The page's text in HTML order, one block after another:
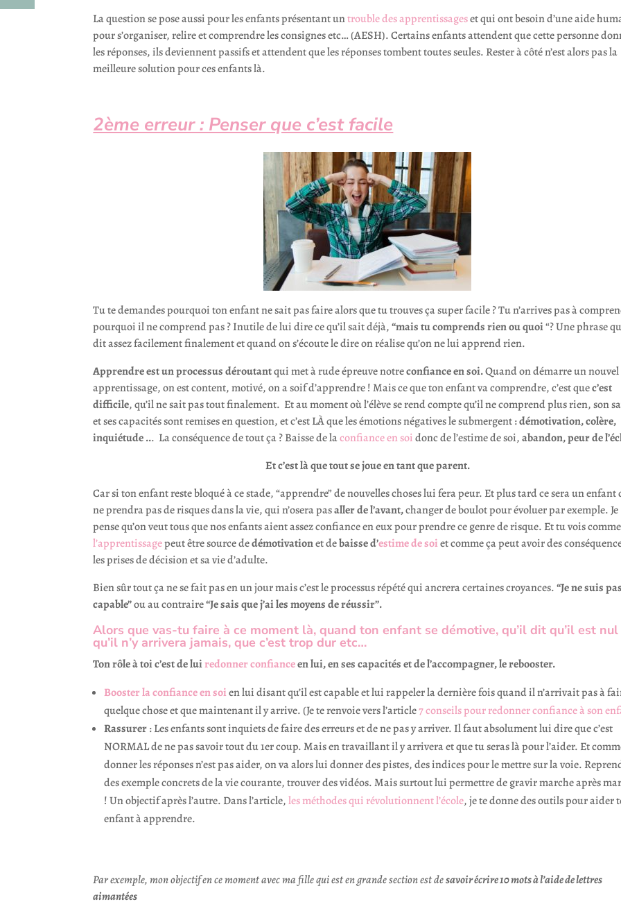
La question se pose aussi pour les enfants présentant untrouble des apprentissageset qui ont besoin d’une aide
pour s’organiser, relire et comprendre les consignes etc… (AESH). Certains enfants attendent que cette personne
les réponses, ils deviennent passifs et attendent que les réponses tombent toutes seules. Rester à côté n’est alors pas la
meilleure solution pour ces enfants là.
2ème erreur : Penser que c’est facile
Tu te demandes pourquoi ton enfant ne sait pas faire alors que tu trouves ça super facile ? Tu n’arrives pas à
pourquoi il ne comprend pas ? Inutile de lui dire ce qu’il sait déjà,“mais tu comprends rien ou quoi“? Une phrase
dit assez facilement finalement et quand on s’écoute le dire on réalise qu’on ne lui apprend rien.
Apprendre est un processus déroutantqui met à rude épreuve notreconfiance en soi.Quand on démarre un nouvel
apprentissage, on est content, motivé, on a soif d’apprendre ! Mais ce que ton enfant va comprendre, c’est quec’est
difficile, qu’il ne sait pas tout finalement. Et au moment où l’élève se rend compte qu’il ne comprend plus rien, son
et ses capacités sont remises en question, et c’est LÀ que les émotions négatives le submergent :démotivation, colère,
inquiétude ... La conséquence de tout ça ? Baisse de laconfiance en soidonc de l’estime de soi,abandon, peur de
Et c’est là que tout se joue en tant que parent.
Car si ton enfant reste bloqué à ce stade, “apprendre” de nouvelles choses lui fera peur. Et plus tard ce sera un enfant
ne prendra pas de risques dans la vie, qui n’osera pasaller de l’avant,changer de boulot pour évoluer par exemple. Je
pense qu’on veut tous que nos enfants aient assez confiance en eux pour prendre ce genre de risque. Et tu vois
l’apprentissagepeut être source dedémotivationet debaisse d’estime de soi et comme ça peut avoir des
les prises de décision et sa vie d’adulte.
Bien sûr tout ça ne se fait pas en un jour mais c’est le processus répété qui ancrera certaines croyances.“Je ne suis pas
capable”ou au contraire“Je sais que j’ai les moyens de réussir”.
Alors que vas-tu faire à ce moment là, quand ton enfant se démotive, qu’il dit qu’il est
qu’il n’y arrivera jamais, que c’est trop dur etc…
Ton rôle à toi c’est de luiredonner confianceen lui, en ses capacités et de l’accompagner, le rebooster.
Booster la confiance en soi en lui disant qu’il est capable et lui rappeler la dernière fois quand il n’arrivait pas à
quelque chose et que maintenant il y arrive. (Je te renvoie vers l’article7 conseils pour redonner confiance à son
Rassurer: Les enfants sont inquiets de faire des erreurs et de ne pas y arriver. Il faut absolument lui dire que c’est
NORMAL de ne pas savoir tout du 1er coup. Mais en travaillant il y arrivera et que tu seras là pour l’aider. Et
donner les réponses n’est pas aider, on va alors lui donner des pistes, des indices pour le mettre sur la voie.
des exemple concrets de la vie courante, trouver des vidéos. Mais surtout lui permettre de gravir marche après
! Un objectif après l’autre. Dans l’article,les méthodes qui révolutionnent l’école, je te donne des outils pour aider
enfant à apprendre.
Par exemple, mon objectif en ce moment avec ma fille qui est en grande section est desavoir écrire 10 mots à l’aide de lettres
aimantées